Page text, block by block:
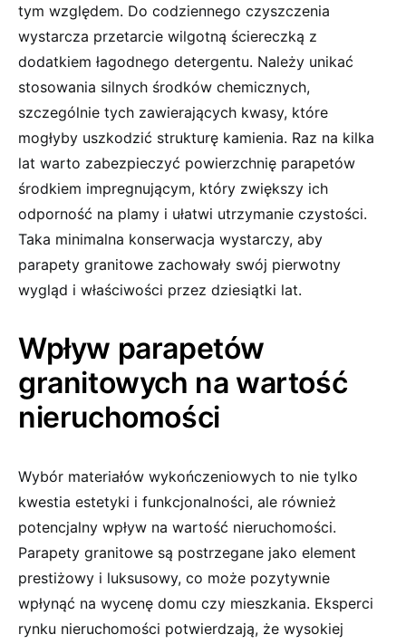
tym względem. Do codziennego czyszczenia
wystarcza przetarcie wilgotną ściereczką z
dodatkiem łagodnego detergentu. Należy unikać
stosowania silnych środków chemicznych,
szczególnie tych zawierających kwasy, które
mogłyby uszkodzić strukturę kamienia. Raz na kilka
lat warto zabezpieczyć powierzchnię parapetów
środkiem impregnującym, który zwiększy ich
odporność na plamy i ułatwi utrzymanie czystości.
Taka minimalna konserwacja wystarczy, aby
parapety granitowe zachowały swój pierwotny
wygląd i właściwości przez dziesiątki lat.
Wpływ parapetów
granitowych na wartość
nieruchomości
Wybór materiałów wykończeniowych to nie tylko
kwestia estetyki i funkcjonalności, ale również
potencjalny wpływ na wartość nieruchomości.
Parapety granitowe są postrzegane jako element
prestiżowy i luksusowy, co może pozytywnie
wpłynąć na wycenę domu czy mieszkania. Eksperci
rynku nieruchomości potwierdzają, że wysokiej